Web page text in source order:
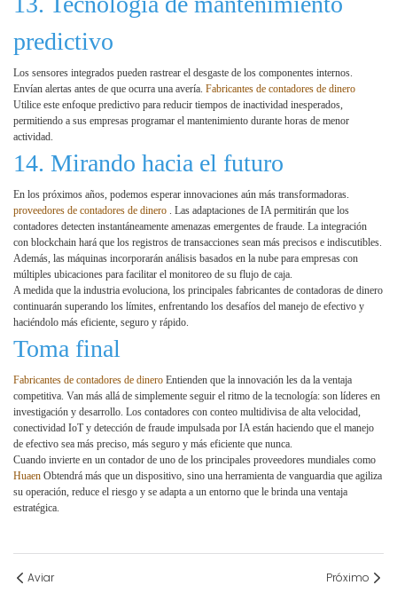
predictivo
Los sensores integrados pueden rastrear el desgaste de los componentes internos.
Envían alertas antes de que ocurra una avería. Fabricantes de contadores de dinero
Utilice este enfoque predictivo para reducir tiempos de inactividad inesperados,
permitiendo a sus empresas programar el mantenimiento durante horas de menor
actividad.
14. Mirando hacia el futuro
En los próximos años, podemos esperar innovaciones aún más transformadoras.
proveedores de contadores de dinero . Las adaptaciones de IA permitirán que los
contadores detecten instantáneamente amenazas emergentes de fraude. La integración
con blockchain hará que los registros de transacciones sean más precisos e indiscutibles.
Además, las máquinas incorporarán análisis basados ​​en la nube para empresas con
múltiples ubicaciones para facilitar el monitoreo de su flujo de caja.
A medida que la industria evoluciona, los principales fabricantes de contadoras de dinero
continuarán superando los límites, enfrentando los desafíos del manejo de efectivo y
haciéndolo más eficiente, seguro y rápido.
Toma final
Fabricantes de contadores de dinero Entienden que la innovación les da la ventaja
competitiva. Van más allá de simplemente seguir el ritmo de la tecnología: son líderes en
investigación y desarrollo. Los contadores con conteo multidivisa de alta velocidad,
conectividad IoT y detección de fraude impulsada por IA están haciendo que el manejo
de efectivo sea más preciso, más seguro y más eficiente que nunca.
Cuando invierte en un contador de uno de los principales proveedores mundiales como
Huaen Obtendrá más que un dispositivo, sino una herramienta de vanguardia que agiliza
su operación, reduce el riesgo y se adapta a un entorno que le brinda una ventaja
estratégica.
Aviar Próximo